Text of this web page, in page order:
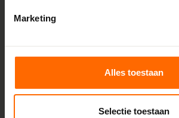
Marketing
Alles toestaan
Selectie toestaan
bestelling al vanaf 5 werkdagen afhalen
vanaf 5 werkdagen af bij een vestiging in
Lees meer over onze fabriek